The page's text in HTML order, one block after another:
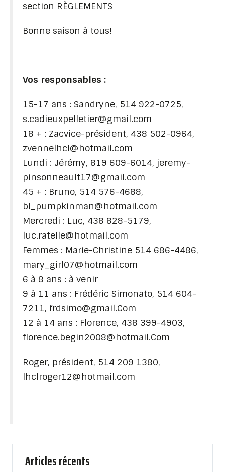
section RÈGLEMENTS
Bonne saison à tous!
Vos responsables :
15-17 ans : Sandryne, 514 922-0725,
s.cadieuxpelletier@gmail.com
18 + : Zacvice-président, 438 502-0964,
zvennelhcl@hotmail.com
Lundi : Jérémy, 819 609-6014, jeremy-
pinsonneault17@gmail.com
45 + : Bruno, 514 576-4688,
bl_pumpkinman@hotmail.com
Mercredi : Luc, 438 828-5179,
luc.ratelle@hotmail.com
Femmes : Marie-Christine 514 686-4486,
mary_girl07@hotmail.com
6 à 8 ans : à venir
9 à 11 ans : Frédéric Simonato, 514 604-
7211, frdsimo@gmail.Com
12 à 14 ans : Florence, 438 399-4903,
florence.begin2008@hotmail.Com
Roger, président, 514 209 1380,
lhclroger12@hotmail.com
Articles récents